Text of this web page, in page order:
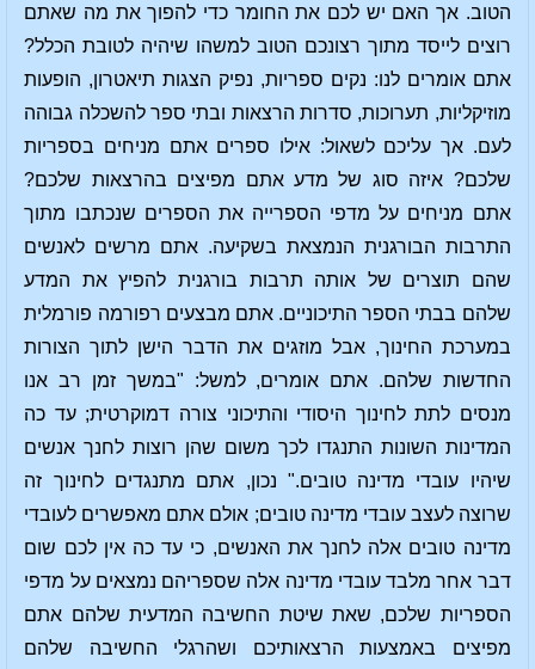
הטוב. אך האם יש לכם את החומר כדי להפוך את מה שאתם
רוצים לייסד מתוך רצונכם הטוב למשהו שיהיה לטובת הכלל?
אתם אומרים לנו: נקים ספריות, נפיק הצגות תיאטרון, הופעות
מוזיקליות, תערוכות, סדרות הרצאות ובתי ספר להשכלה גבוהה
לעם. אך עליכם לשאול: אילו ספרים אתם מניחים בספריות
שלכם? איזה סוג של מדע אתם מפיצים בהרצאות שלכם?
אתם מניחים על מדפי הספרייה את הספרים שנכתבו מתוך
התרבות הבורגנית הנמצאת בשקיעה. אתם מרשים לאנשים
שהם תוצרים של אותה תרבות בורגנית להפיץ את המדע
שלהם בבתי הספר התיכוניים. אתם מבצעים רפורמה פורמלית
במערכת החינוך, אבל מוזגים את הדבר הישן לתוך הצורות
החדשות שלהם. אתם אומרים, למשל: "במשך זמן רב אנו
מנסים לתת לחינוך היסודי והתיכוני צורה דמוקרטית; עד כה
המדינות השונות התנגדו לכך משום שהן רוצות לחנך אנשים
שיהיו עובדי מדינה טובים." נכון, אתם מתנגדים לחינוך זה
שרוצה לעצב עובדי מדינה טובים; אולם אתם מאפשרים לעובדי
מדינה טובים אלה לחנך את האנשים, כי עד כה אין לכם שום
דבר אחר מלבד עובדי מדינה אלה שספריהם נמצאים על מדפי
הספריות שלכם, שאת שיטת החשיבה המדעית שלהם אתם
מפיצים באמצעות הרצאותיכם ושהרגלי החשיבה שלהם